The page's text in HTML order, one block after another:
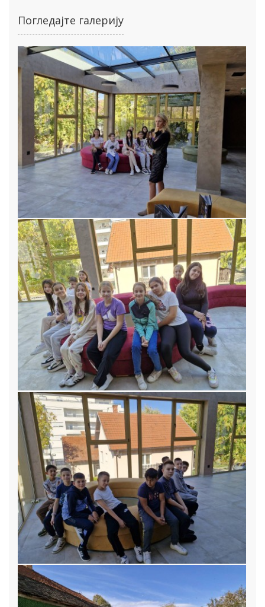
Погледајте галерију